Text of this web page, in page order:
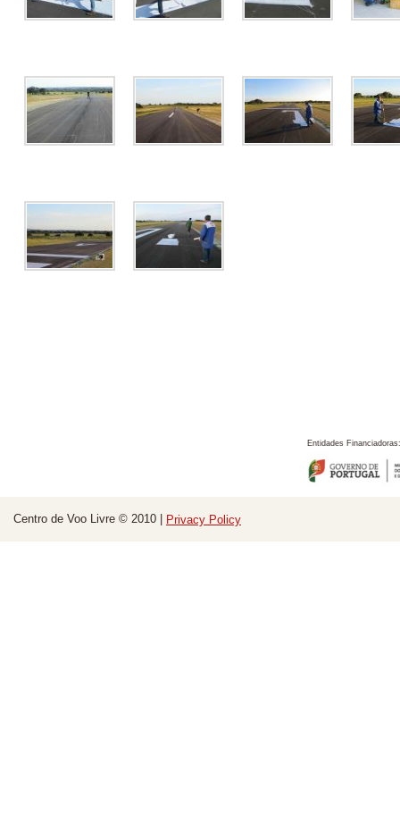
Entidades Financiadoras:
Centro de Voo Livre © 2010 | Privacy Policy